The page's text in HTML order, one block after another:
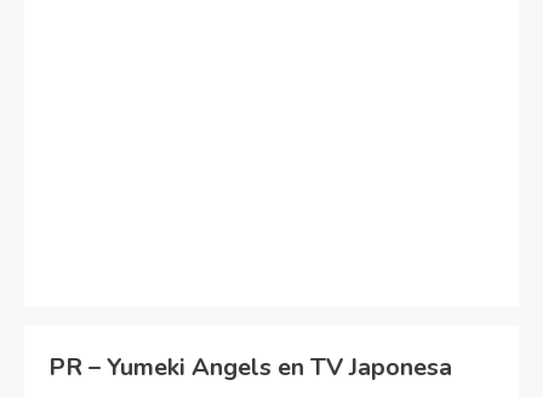
PR – Yumeki Angels en TV Japonesa